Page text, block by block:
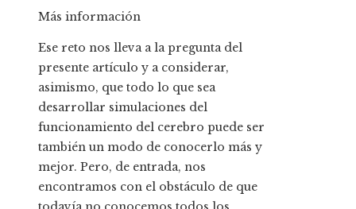
Más información
Ese reto nos lleva a la pregunta del
presente artículo y a considerar,
asimismo, que todo lo que sea
desarrollar simulaciones del
funcionamiento del cerebro puede ser
también un modo de conocerlo más y
mejor. Pero, de entrada, nos
encontramos con el obstáculo de que